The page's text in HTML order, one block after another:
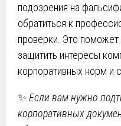
подозрения на
обратиться к
проверки. Это
защитить интересы
корпоративных норм и
✨ Если вам нужно
корпоративных